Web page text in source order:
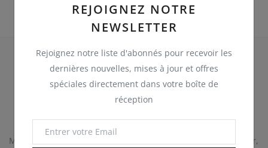
REJOIGNEZ NOTRE
NEWSLETTER
Rejoignez notre liste d'abonnés pour recevoir les
dernières nouvelles, mises à jour et offres
spéciales directement dans votre boîte de
réception
Module complet prêt à l'emploi avec classes Php côté serveur,